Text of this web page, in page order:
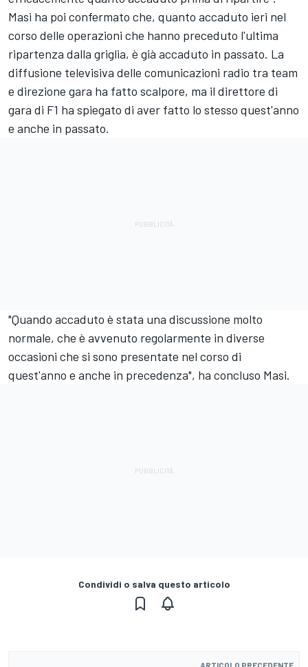
Masi ha poi confermato che, quanto accaduto ieri nel
corso delle operazioni che hanno preceduto l'ultima
ripartenza dalla griglia, è già accaduto in passato. La
diffusione televisiva delle comunicazioni radio tra team
e direzione gara ha fatto scalpore, ma il direttore di
gara di F1 ha spiegato di aver fatto lo stesso quest'anno
e anche in passato.
"Quando accaduto è stata una discussione molto
normale, che è avvenuto regolarmente in diverse
occasioni che si sono presentate nel corso di
quest'anno e anche in precedenza", ha concluso Masi.
Condividi o salva questo articolo
ARTICOLO PRECEDENTE